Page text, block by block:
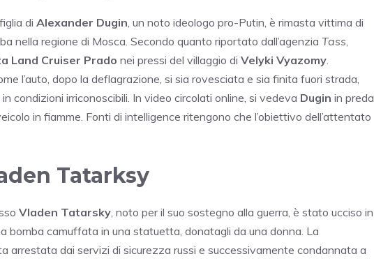
di Alexander Dugin, un noto ideologo pro-Putin, è rimasta vittima di
nella regione di Mosca. Secondo quanto riportato dall’agenzia Tass,
Land Cruiser Prado nei pressi del villaggio di Velyki Vyazomy.
l’auto, dopo la deflagrazione, si sia rovesciata e sia finita fuori strada,
condizioni irriconoscibili. In video circolati online, si vedeva Dugin in preda
in fiamme. Fonti di intelligence ritengono che l’obiettivo dell’attentato
Tatarksy
Vladen Tatarsky, noto per il suo sostegno alla guerra, è stato ucciso in
bomba camuffata in una statuetta, donatagli da una donna. La
arrestata dai servizi di sicurezza russi e successivamente condannata a